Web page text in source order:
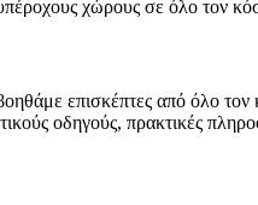
χώρους σε όλο τον
επισκέπτες από όλο
οδηγούς, πρακτικές